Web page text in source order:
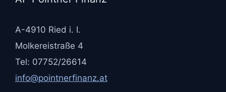
A-4910 Ried i. I.
Molkereistraße 4
Tel: 07752/26614
info@pointnerfinanz.at